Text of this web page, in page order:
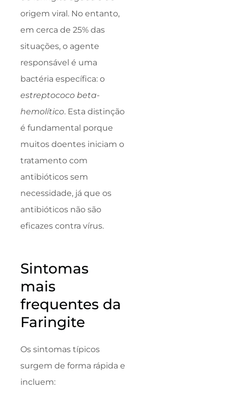
origem viral. No entanto,
em cerca de 25% das
situações, o agente
responsável é uma
bactéria específica: o
estreptococo beta-
hemolítico. Esta distinção
é fundamental porque
muitos doentes iniciam o
tratamento com
antibióticos sem
necessidade, já que os
antibióticos não são
eficazes contra vírus.
Sintomas
mais
frequentes da
Faringite
Os sintomas típicos
surgem de forma rápida e
incluem: